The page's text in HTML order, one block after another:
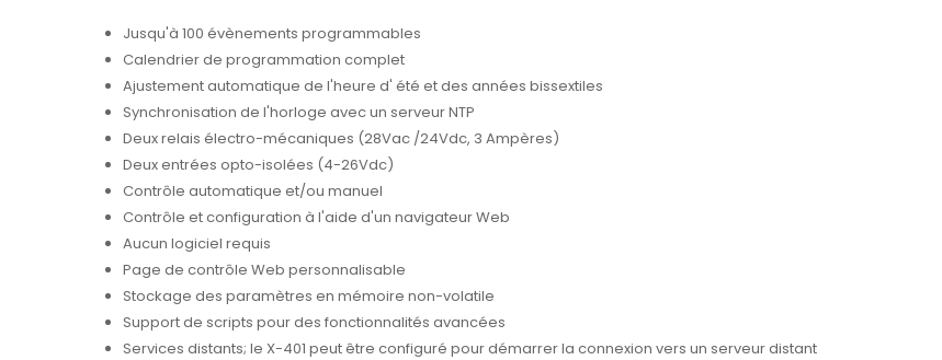
Jusqu'à 100 évènements programmables
Calendrier de programmation complet
Ajustement automatique de l'heure d' été et des années bissextiles
Synchronisation de l'horloge avec un serveur NTP
Deux relais électro-mécaniques (28Vac /24Vdc, 3 Ampères)
Deux entrées opto-isolées (4-26Vdc)
Contrôle automatique et/ou manuel
Contrôle et configuration à l'aide d'un navigateur Web
Aucun logiciel requis
Page de contrôle Web personnalisable
Stockage des paramètres en mémoire non-volatile
Support de scripts pour des fonctionnalités avancées
Services distants; le X-401 peut être configuré pour démarrer la connexion vers un serveur distant